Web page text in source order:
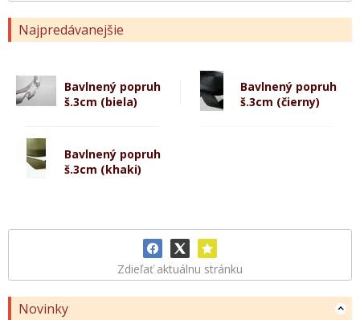
Najpredávanejšie
Bavlnený popruh
š.3cm (biela)
Bavlnený popruh
š.3cm (čierny)
Bavlnený popruh
š.3cm (khaki)
Zdieľať aktuálnu stránku
Novinky